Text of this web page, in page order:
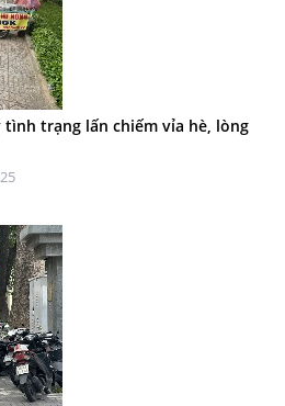
tình trạng lấn chiếm vỉa hè, lòng